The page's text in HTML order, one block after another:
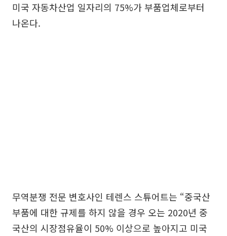
미국 자동차산업 일자리의 75%가 부품업체로부터
나온다.
무역분쟁 전문 변호사인 테렌스 스튜어트는 “중국산
부품에 대한 규제를 하지 않을 경우 오는 2020년 중
국산의 시장점유율이 50% 이상으로 높아지고 미국